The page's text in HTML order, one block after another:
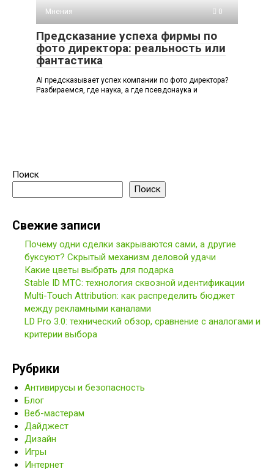
Мнения
0
Предсказание успеха фирмы по
фото директора: реальность или
фантастика
AI предсказывает успех компании по фото директора?
Разбираемся, где наука, а где псевдонаука и
Поиск
Поиск
Свежие записи
Почему одни сделки закрываются сами, а другие
буксуют? Скрытый механизм деловой удачи
Какие цветы выбрать для подарка
Stable ID МТС: технология сквозной идентификации
Multi-Touch Attribution: как распределить бюджет
между рекламными каналами
LD Pro 3.0: технический обзор, сравнение с аналогами и
критерии выбора
Рубрики
Антивирусы и безопасность
Блог
Веб-мастерам
Дайджест
Дизайн
Игры
Интернет